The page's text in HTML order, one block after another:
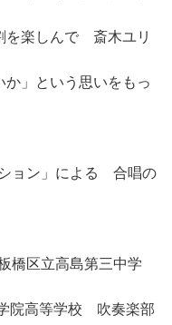
を楽しんで 斎木ユリ
」という思いをもっ
ョン」による 合唱の
橋区立高島第三中学
院高等学校 吹奏楽部